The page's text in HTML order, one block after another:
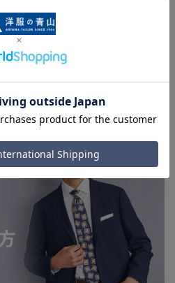
記してる物もあります。
環境、室内外等の撮影時の環境
商品と掲載画像の色味が異なる場
ください。
在庫を共有しております関係
ングにより欠品が発生し、ご注文
ます。予めご了承ください。(お
ても、ご注文のタイミングによっ
択できない場合がございます。